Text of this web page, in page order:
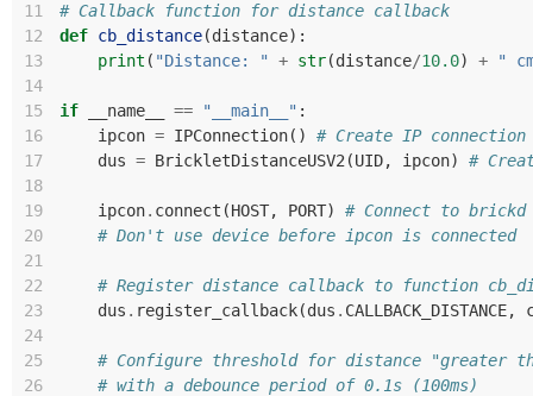
11
# Callback function for distance callback
12
def cb_distance(distance):
13
print ( "Distance: " + str(distance/10.0) +
"
14
15
if __name__ == "__main__" :
16
ipcon = IPConnection()
# Create IP connection
17
dus = BrickletDistanceUSV2 (UID, ipcon)
#
18
19
ipcon. connect (HOST, PORT)
# Connect to brickd
20
# Don't use device before ipcon is connected
21
22
# Register distance callback to function
23
dus . register_callback(dus . CALLBACK_DISTANCE,
24
25
# Configure threshold for distance "greater
26
# with a debounce period of 0.1s (100ms)